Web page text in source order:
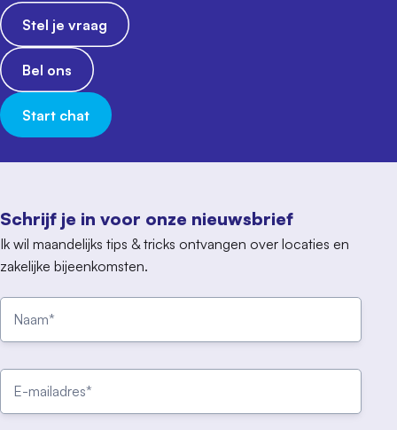
Schrijf je in voor onze nieuwsbrief
Ik wil maandelijks tips & tricks ontvangen over locaties en
zakelijke bijeenkomsten.
Stel je vraag
Bel ons
Start chat